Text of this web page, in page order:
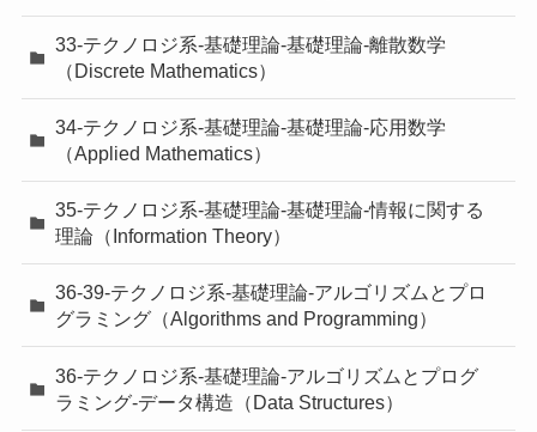
33-テクノロジ系-基礎理論-基礎理論-離散数学
（Discrete Mathematics）
34-テクノロジ系-基礎理論-基礎理論-応用数学
（Applied Mathematics）
35-テクノロジ系-基礎理論-基礎理論-情報に関する
理論（Information Theory）
36-39-テクノロジ系-基礎理論-アルゴリズムとプロ
グラミング（Algorithms and Programming）
36-テクノロジ系-基礎理論-アルゴリズムとプログ
ラミング-データ構造（Data Structures）